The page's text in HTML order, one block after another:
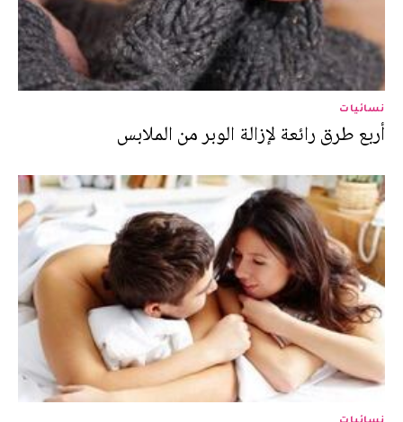
نسائيات
أربع طرق رائعة لإزالة الوبر من الملابس